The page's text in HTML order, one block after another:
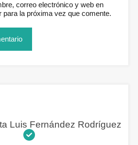
correo electrónico y web en
para la próxima vez que comente.
Luis Fernández Rodríguez